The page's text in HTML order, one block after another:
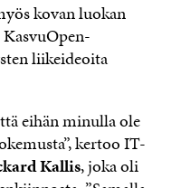
kovan luokan
liikeideoita
eihän minulla ole
kertoo IT-
Kallis, joka oli